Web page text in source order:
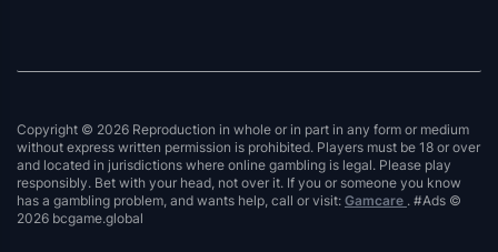
Copyright © 2026 Reproduction in whole or in part in any form or medium
without express written permission is prohibited. Players must be 18 or over
and located in jurisdictions where online gambling is legal. Please play
responsibly. Bet with your head, not over it. If you or someone you know
has a gambling problem, and wants help, call or visit: Gamcare . #Ads ©
2026 bcgame.global